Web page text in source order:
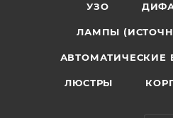
УЗО
ЛАМПЫ
АВТОМАТИЧЕСКИЕ
ЛЮСТРЫ